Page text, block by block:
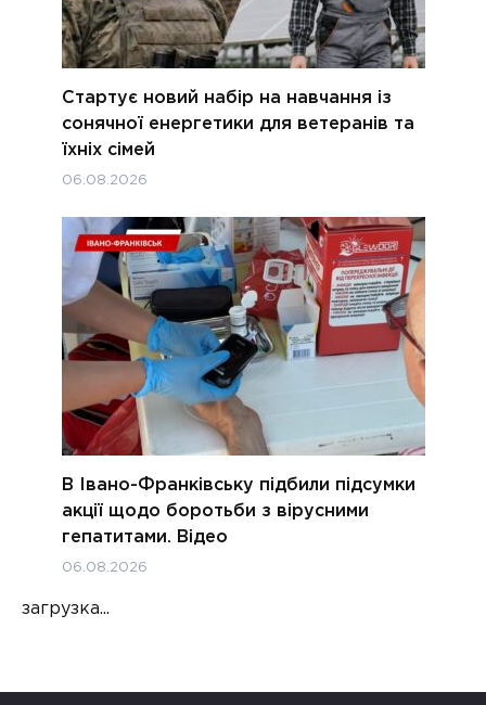
Стартує новий набір на навчання із
сонячної енергетики для ветеранів та
їхніх сімей
06.08.2026
В Івано-Франківську підбили підсумки
акції щодо боротьби з вірусними
гепатитами. Відео
06.08.2026
загрузка...